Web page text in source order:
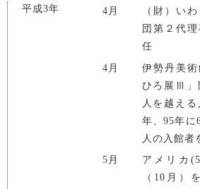
平成3年 4月
（財）い
団第２代
任
4月
伊勢丹美
ひろ展Ⅲ」
人を越え
年、95年に
人の入館者
5月
アメリカ
（10月）